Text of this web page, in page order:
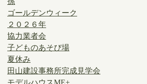
ゴールデンウィーク
２０２６年
協力業者会
子どものあそび場
夏休み
田山建設事務所完成見学会
モデルハウスME+